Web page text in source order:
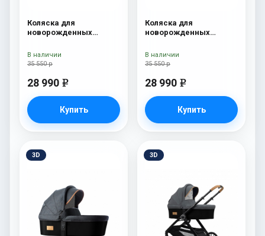
Коляска для
новорожденных
35 550 р
28 990 e
Купить
В наличии
Коляска для
новорожденных
35 550 р
28 990 e
Купить
В наличии
3D 3D